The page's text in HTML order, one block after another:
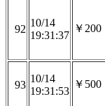
92
10/14
19:31:37
￥200
93
10/14
19:31:53
￥500